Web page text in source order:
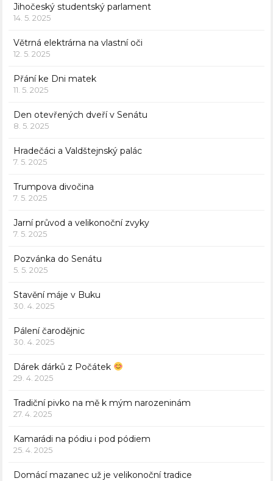
Jihočeský studentský parlament
14. 5. 2025
Větrná elektrárna na vlastní oči
12. 5. 2025
Přání ke Dni matek
11. 5. 2025
Den otevřených dveří v Senátu
8. 5. 2025
Hradečáci a Valdštejnský palác
7. 5. 2025
Trumpova divočina
7. 5. 2025
Jarní průvod a velikonoční zvyky
7. 5. 2025
Pozvánka do Senátu
5. 5. 2025
Stavění máje v Buku
30. 4. 2025
Pálení čarodějnic
30. 4. 2025
Dárek dárků z Počátek
29. 4. 2025
Tradiční pivko na mě k mým narozeninám
27. 4. 2025
Kamarádi na pódiu i pod pódiem
25. 4. 2025
Domácí mazanec už je velikonoční tradice